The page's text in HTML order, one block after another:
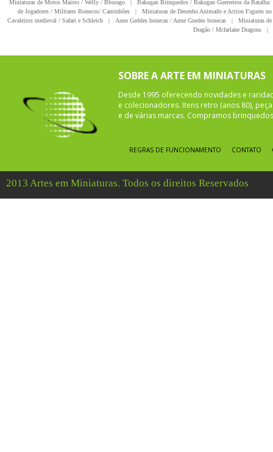
Miniaturas de Motos Maisto / Welly / Bburago
| Bakugan Brinquedos / Bakugan Guerreiros da Batalha
de Jogadores / Militares Bonecos/ Caminhões
|
Miniaturas de Desenho Animado e Action Figures
Cavaleiros medieval / Safari e Schleich
| Anne Geddes bonecas / Anne Guedes bonecas |
Miniaturas
Dragão / Mcfarlane Dragons
|
SOBRE A ARTE EM MINIATURAS
Desde 1995 oferecendo novidades e
e colecionadores. Itens retro (anos 80),
e de várias marcas. Compramos
REGRAS DE FUNCIONAMENTO CONTATO
2013 Artes em Miniaturas. Todos os direitos Reservados